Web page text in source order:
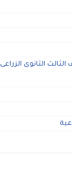
الثانوى الزراعى